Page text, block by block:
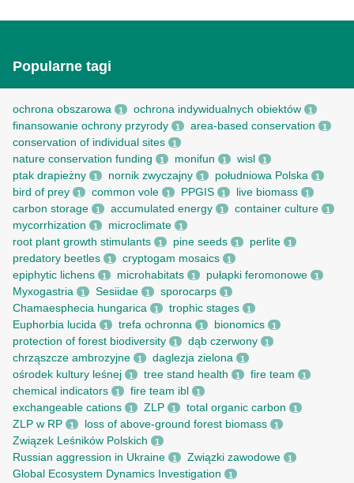
Popularne tagi
ochrona obszarowa 1 ochrona indywidualnych obiektów 1
finansowanie ochrony przyrody 1 area-based conservation 1
conservation of individual sites 1
nature conservation funding 1 monifun 1 wisl 1
ptak drapieżny 1 nornik zwyczajny 1 południowa Polska 1
bird of prey 1 common vole 1 PPGIS 1 live biomass 1
carbon storage 1 accumulated energy 1 container culture 1
mycorrhization 1 microclimate 1
root рlant growth stimulants 1 pine seeds 1 perlite 1
predatory beetles 1 cryptogam mosaics 1
epiphytic lichens 1 microhabitats 1 pułapki feromonowe 1
Myxogastria 1 Sesiidae 1 sporocarps 1
Chamaesphecia hungarica 1 trophic stages 1
Euphorbia lucida 1 trefa ochronna 1 bionomics 1
protection of forest biodiversity 1 dąb czerwony 1
chrząszcze ambrozyjne 1 daglezja zielona 1
ośrodek kultury leśnej 1 tree stand health 1 fire team 1
chemical indicators 1 fire team ibl 1
exchangeable cations 1 ZLP 1 total organic carbon 1
ZLP w RP 1 loss of above-ground forest biomass 1
Związek Leśników Polskich 1
Russian aggression in Ukraine 1 Związki zawodowe 1
Global Ecosystem Dynamics Investigation 1